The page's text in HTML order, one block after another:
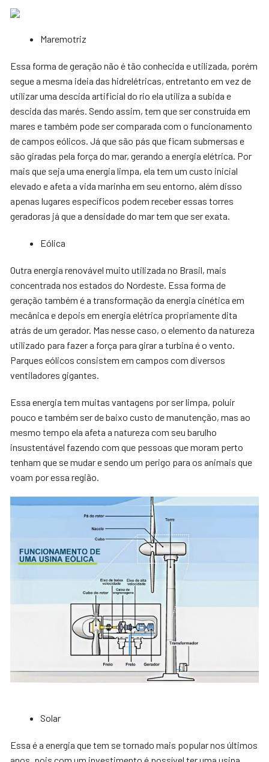
Maremotriz
Essa forma de geração não é tão conhecida e utilizada, porém
segue a mesma ideia das hidrelétricas, entretanto em vez de
utilizar uma descida artificial do rio ela utiliza a subida e
descida das marés. Sendo assim, tem que ser construída em
mares e também pode ser comparada com o funcionamento
de campos eólicos. Já que são pás que ficam submersas e
são giradas pela força do mar, gerando a energia elétrica. Por
mais que seja uma energia limpa, ela tem um custo inicial
elevado e afeta a vida marinha em seu entorno, além disso
apenas lugares específicos podem receber essas torres
geradoras já que a densidade do mar tem que ser exata.
Eólica
Outra energia renovável muito utilizada no Brasil, mais
concentrada nos estados do Nordeste. Essa forma de
geração também é a transformação da energia cinética em
mecânica e depois em energia elétrica propriamente dita
atrás de um gerador. Mas nesse caso, o elemento da natureza
utilizado para fazer a força para girar a turbina é o vento.
Parques eólicos consistem em campos com diversos
ventiladores gigantes.
Essa energia tem muitas vantagens por ser limpa, poluir
pouco e também ser de baixo custo de manutenção, mas ao
mesmo tempo ela afeta a natureza com seu barulho
insustentável fazendo com que pessoas que moram perto
tenham que se mudar e sendo um perigo para os animais que
voam por essa região.
Solar
Essa é a energia que tem se tornado mais popular nos últimos